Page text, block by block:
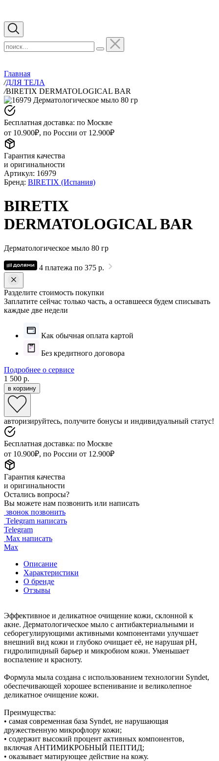
Главная
/ДЛЯ ТЕЛА
/BIRETIX DERMATOLOGICAL BAR
Бесплатная доставка: по Москве
от 10.900₽, по России от 12.900₽
Гарантия качества
и оригинальности
Артикул: 16979
Бренд: BIRETIX (Испания)
BIRETIX
DERMATOLOGICAL BAR
Дерматологическое мыло 80 гр
4 платежа по 375 р.
Разделите стоимость покупки
Заплатите сейчас только часть, а оставшееся будем списывать
каждые две недели
Как обычная оплата картой
Без кредитного договора
Подробнее о сервисе
1 500 р.
в корзину
авторизируйтесь, получите бонусы и индивидуальный статус!
Бесплатная доставка: по Москве
от 10.900₽, по России от 12.900₽
Гарантия качества
и оригинальности
Остались вопросы?
Вы можете нам позвонить или написать
звонок позвонить
Telegram написать
Telegram
Max написать
Max
Описание
Характеристики
О бренде
Отзывы
Эффективное и деликатное очищение кожи, склонной к
акне. Дерматологическое мыло с антибактериальными и
себорегулирующими активными компонентами улучшает
внешний вид кожи и глубоко очищает её, не нарушая pH,
гидролипидный барьер и микробиом кожи. Уменьшает
воспаление и красноту.
Формула мыла создана с использованием технологии Syndet,
обеспечивающей хорошее вспенивание и великолепное
деликатное очищение кожи.
Преимущества:
• самая современная база Syndet, не нарушающая
дружественную микрофлору кожи;
• содержит высокий процент активных компонентов,
включая АНТИМИКРОБНЫЙ ПЕПТИД;
• оказывает матирующее действие на кожу.